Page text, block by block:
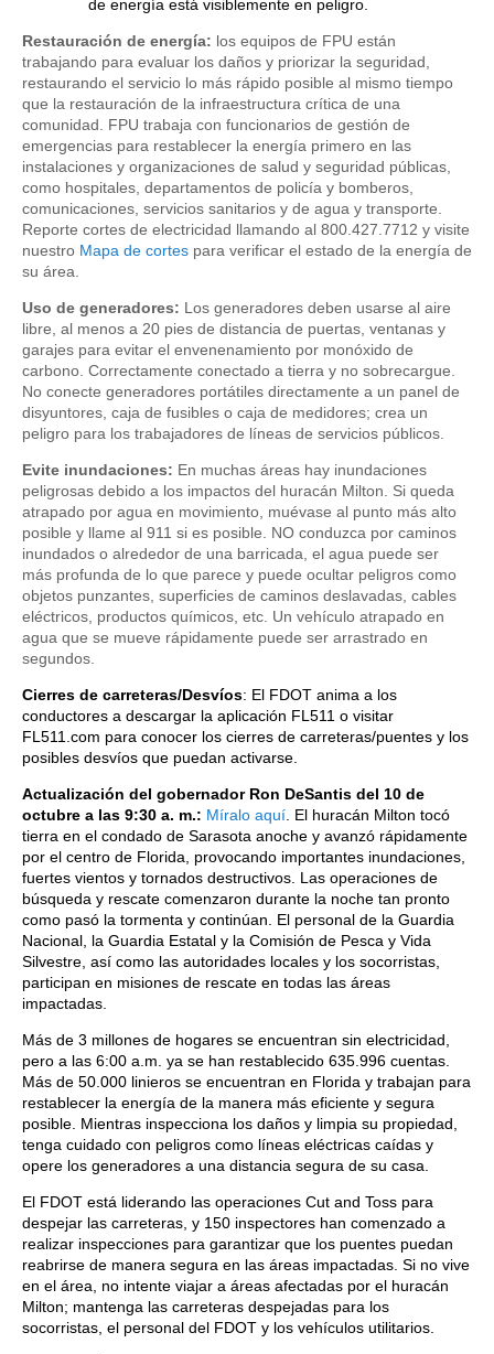
de energía está visiblemente en peligro.
Restauración de energía: los equipos de FPU están
trabajando para evaluar los daños y priorizar la seguridad,
restaurando el servicio lo más rápido posible al mismo tiempo
que la restauración de la infraestructura crítica de una
comunidad. FPU trabaja con funcionarios de gestión de
emergencias para restablecer la energía primero en las
instalaciones y organizaciones de salud y seguridad públicas,
como hospitales, departamentos de policía y bomberos,
comunicaciones, servicios sanitarios y de agua y transporte.
Reporte cortes de electricidad llamando al 800.427.7712 y visite
nuestro Mapa de cortes para verificar el estado de la energía de
su área.
Uso de generadores: Los generadores deben usarse al aire
libre, al menos a 20 pies de distancia de puertas, ventanas y
garajes para evitar el envenenamiento por monóxido de
carbono. Correctamente conectado a tierra y no sobrecargue.
No conecte generadores portátiles directamente a un panel de
disyuntores, caja de fusibles o caja de medidores; crea un
peligro para los trabajadores de líneas de servicios públicos.
Evite inundaciones: En muchas áreas hay inundaciones
peligrosas debido a los impactos del huracán Milton. Si queda
atrapado por agua en movimiento, muévase al punto más alto
posible y llame al 911 si es posible. NO conduzca por caminos
inundados o alrededor de una barricada, el agua puede ser
más profunda de lo que parece y puede ocultar peligros como
objetos punzantes, superficies de caminos deslavadas, cables
eléctricos, productos químicos, etc. Un vehículo atrapado en
agua que se mueve rápidamente puede ser arrastrado en
segundos.
Cierres de carreteras/Desvíos: El FDOT anima a los
conductores a descargar la aplicación FL511 o visitar
FL511.com para conocer los cierres de carreteras/puentes y los
posibles desvíos que puedan activarse.
Actualización del gobernador Ron DeSantis del 10 de
octubre a las 9:30 a. m.: Míralo aquí. El huracán Milton tocó
tierra en el condado de Sarasota anoche y avanzó rápidamente
por el centro de Florida, provocando importantes inundaciones,
fuertes vientos y tornados destructivos. Las operaciones de
búsqueda y rescate comenzaron durante la noche tan pronto
como pasó la tormenta y continúan. El personal de la Guardia
Nacional, la Guardia Estatal y la Comisión de Pesca y Vida
Silvestre, así como las autoridades locales y los socorristas,
participan en misiones de rescate en todas las áreas
impactadas.
Más de 3 millones de hogares se encuentran sin electricidad,
pero a las 6:00 a.m. ya se han restablecido 635.996 cuentas.
Más de 50.000 linieros se encuentran en Florida y trabajan para
restablecer la energía de la manera más eficiente y segura
posible. Mientras inspecciona los daños y limpia su propiedad,
tenga cuidado con peligros como líneas eléctricas caídas y
opere los generadores a una distancia segura de su casa.
El FDOT está liderando las operaciones Cut and Toss para
despejar las carreteras, y 150 inspectores han comenzado a
realizar inspecciones para garantizar que los puentes puedan
reabrirse de manera segura en las áreas impactadas. Si no vive
en el área, no intente viajar a áreas afectadas por el huracán
Milton; mantenga las carreteras despejadas para los
socorristas, el personal del FDOT y los vehículos utilitarios.